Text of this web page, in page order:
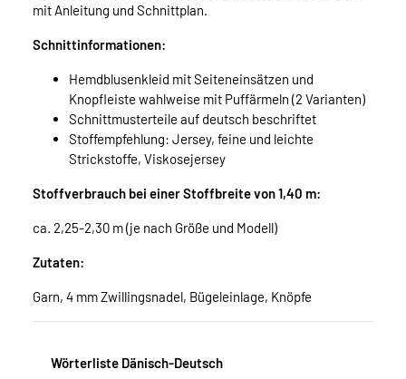
mit Anleitung und Schnittplan.
Schnittinformationen:
Hemdblusenkleid mit Seiteneinsätzen und
Knopfleiste wahlweise mit Puffärmeln (2 Varianten)
Schnittmusterteile auf deutsch beschriftet
Stoffempfehlung: Jersey, feine und leichte
Strickstoffe, Viskosejersey
Stoffverbrauch bei einer Stoffbreite von 1,40 m:
ca. 2,25-2,30 m (je nach Größe und Modell)
Zutaten:
Garn, 4 mm Zwillingsnadel, Bügeleinlage, Knöpfe
Wörterliste Dänisch-Deutsch